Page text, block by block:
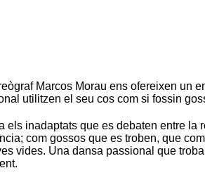
Marcos Morau ens ofereixen un
utilitzen el seu cos com si fossin
inadaptats que es debaten entre la
com gossos que es troben, que
vides. Una dansa passional que